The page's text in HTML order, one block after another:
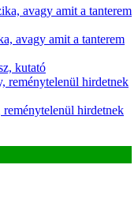
avagy amit a tanterem
avagy amit a tanterem
kutató
reménytelenül hirdetnek
hirdetnek